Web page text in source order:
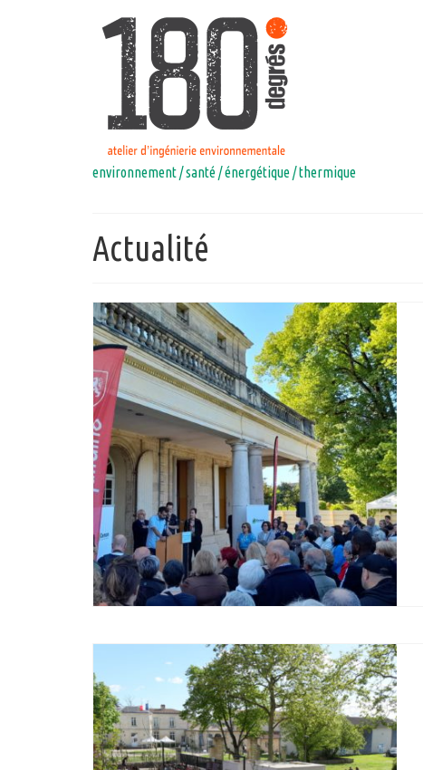
environnement / santé / énergétique / thermique
Actualité